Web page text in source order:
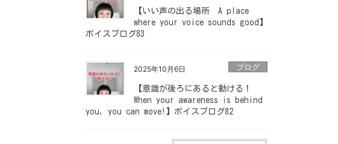
【いい声の出る場所 A place
where your voice sounds good】
ボイスブログ83
2025年10月6日 ブログ
【意識が後ろにあると動ける！
When your awareness is behind
you, you can move!】ボイスブログ82